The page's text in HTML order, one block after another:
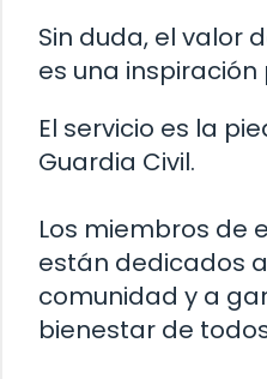
Sin duda, el valor
es una
El servicio es la
Guardia Civil.
Los miembros de
están dedicados
comunidad y a
bienestar de